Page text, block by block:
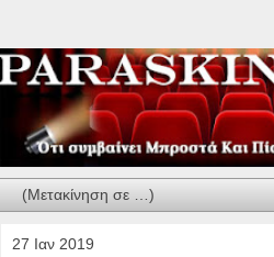
27 Ιαν 2019